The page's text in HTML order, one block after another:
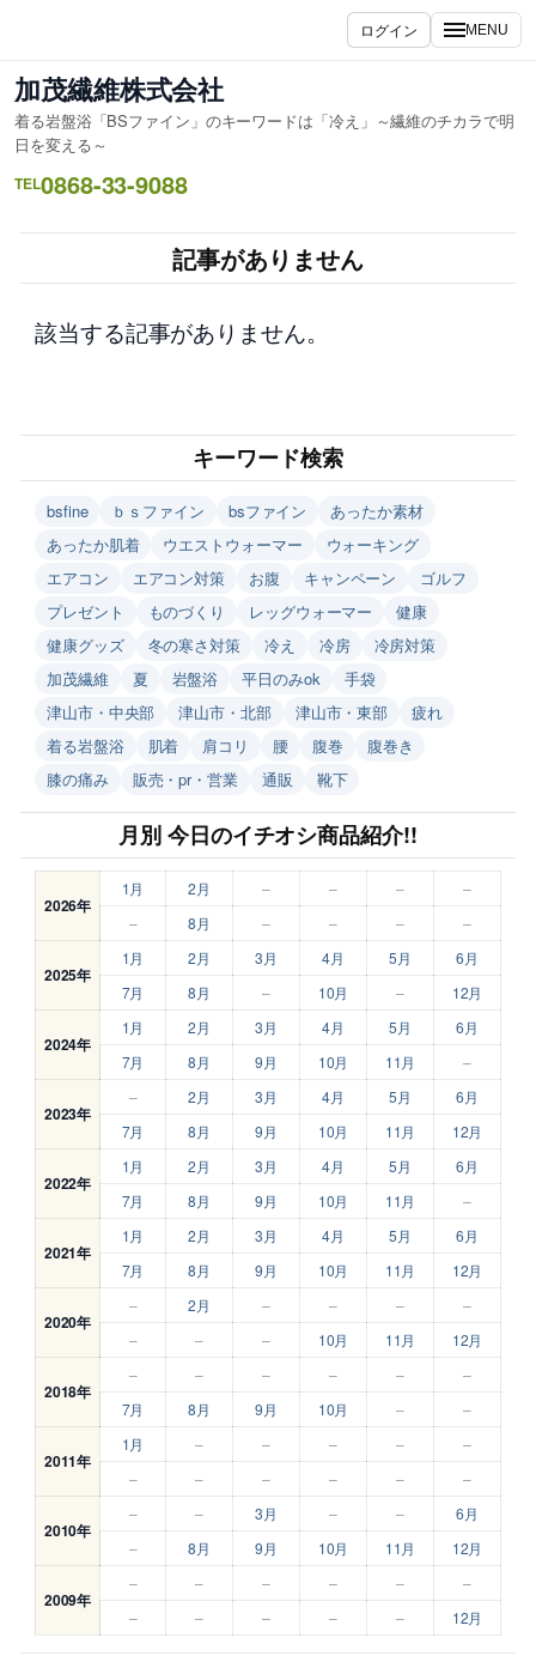
を
ス
キ
ッ
プ
ログイン MENU
加茂繊維株式会社
着る岩盤浴「BSファイン」のキーワードは「冷え」～繊維のチカラで明
日を変える～
TEL0868-33-9088
記事がありません
該当する記事がありません。
キーワード検索
bsfine ｂｓファイン bsファイン
あったか素材
あったか肌着
ウエストウォーマー
ウォーキング
エアコン
エアコン対策 お腹 キャンペーン
ゴルフ
プレゼント
ものづくり レッグウォーマー
健康
健康グッズ
冬の寒さ対策 冷え 冷房
冷房対策
加茂繊維
夏 岩盤浴 平日のみok
手袋
津山市・中央部
津山市・北部 津山市・東部
疲れ
着る岩盤浴
肌着 肩コリ 腰 腹巻
腹巻き
膝の痛み
販売・pr・営業 通販 靴下
月別 今日のイチオシ商品紹介!!
2026年
1月 2月 – – –
–
–
8月 – – – –
2025年
1月 2月 3月 4月 5月
6月
7月
8月 – 10月 – 12月
2024年
1月 2月 3月 4月 5月
6月
7月
8月 9月 10月 11月 –
2023年
– 2月 3月 4月 5月
6月
7月
8月 9月 10月 11月 12月
2022年
1月 2月 3月 4月 5月
6月
7月
8月 9月 10月 11月 –
2021年
1月 2月 3月 4月 5月
6月
7月
8月 9月 10月 11月 12月
2020年
– 2月 – – –
–
–
– – 10月 11月 12月
2018年
– – – – –
–
7月
8月 9月 10月 – –
2011年
1月 – – – –
–
–
– – – – –
2010年
– – 3月 – –
6月
–
8月 9月 10月 11月 12月
2009年
– – – – –
–
–
– – – – 12月